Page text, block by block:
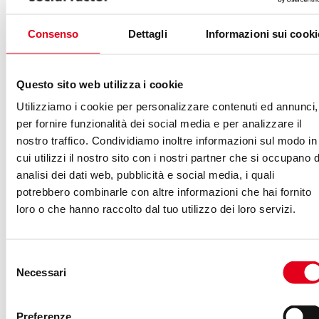
Consenso Dettagli Informazioni sui
Questo sito web utilizza i cookie
Utilizziamo i cookie per personalizzare contenuti ed annunci,
per fornire funzionalità dei social media e per analizzare il
nostro traffico. Condividiamo inoltre informazioni sul modo in
cui utilizzi il nostro sito con i nostri partner che si occupano
analisi dei dati web, pubblicità e social media, i quali
potrebbero combinarle con altre informazioni che hai fornito
loro o che hanno raccolto dal tuo utilizzo dei loro servizi.
delNecessari
Preferenze
Immagina l’abito di Audrey Hepburn in
proprio quello: di quel colore, con quel